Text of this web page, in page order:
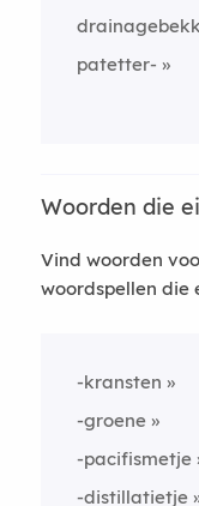
patetter-
Woorden die
Vind woorden
woordspellen die
-kransten
-groene
-pacifismetje
-distillatietje